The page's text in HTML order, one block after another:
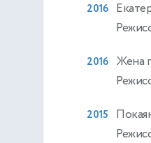
2016
2016 Жена
2015